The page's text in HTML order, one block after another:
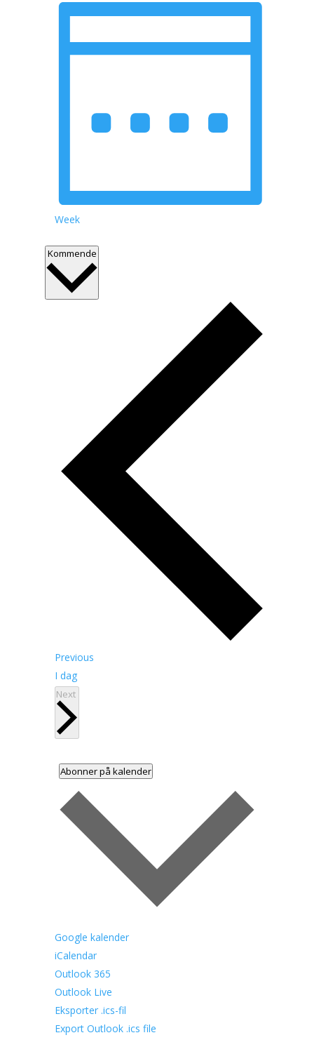
Week
KommendeSelect
Previous
I dag
Next
Abonner på kalender
Google kalender
iCalendar
Outlook 365
Outlook Live
Eksporter .ics-fil
Export Outlook .ics file